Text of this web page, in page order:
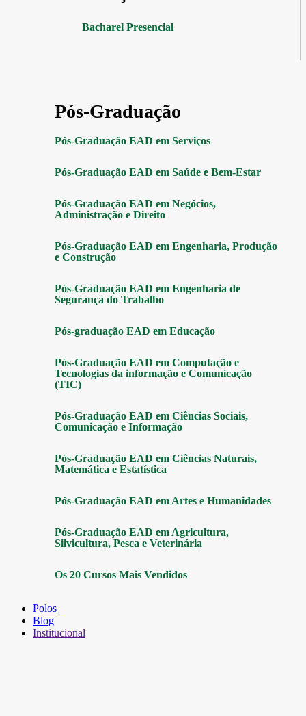
Bacharel Presencial
Pós-Graduação
Pós-Graduação EAD em Serviços
Pós-Graduação EAD em Saúde e Bem-Estar
Pós-Graduação EAD em Negócios,
Administração e Direito
Pós-Graduação EAD em Engenharia, Produção
e Construção
Pós-Graduação EAD em Engenharia de
Segurança do Trabalho
Pós-graduação EAD em Educação
Pós-Graduação EAD em Computação e
Tecnologias da informação e Comunicação
(TIC)
Pós-Graduação EAD em Ciências Sociais,
Comunicação e Informação
Pós-Graduação EAD em Ciências Naturais,
Matemática e Estatística
Pós-Graduação EAD em Artes e Humanidades
Pós-Graduação EAD em Agricultura,
Silvicultura, Pesca e Veterinária
Os 20 Cursos Mais Vendidos
Polos
Blog
Institucional